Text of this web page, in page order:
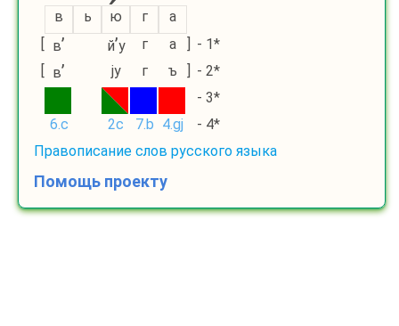
в ь ю г
а
[ в’ й’у г а ] - 1*
[ в’ ју г ъ ] - 2*
- 3*
6.c
2c 7.b 4.gj
- 4*
Правописание слов русского языка
Помощь проекту